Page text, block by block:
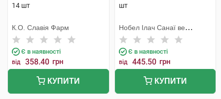
14 шт
К.О. Славія Фарм
Є в наявності
від 358.40 грн
КУПИТИ
шт
Нобел Ілач Санаї ве
Тіджарет
Є в наявності
від 445.50 грн
КУПИТИ